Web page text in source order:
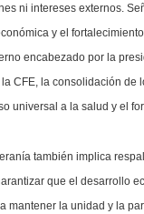
ni intereses externos.
y el
encabezado por la
CFE, la consolidación de
universal a la salud y el
también implica
que el desarrollo
mantener la unidad y la